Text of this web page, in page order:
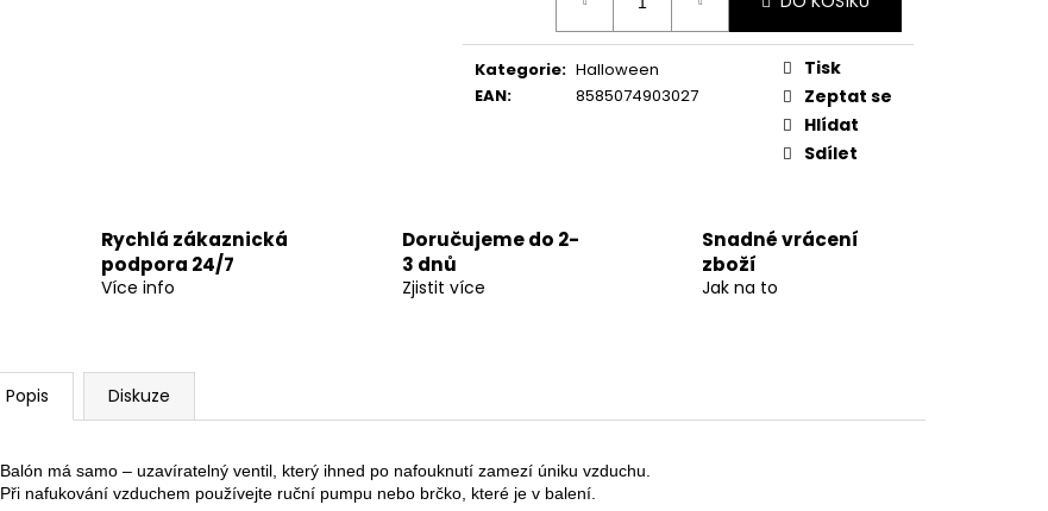
Kategorie: Halloween
EAN: 8585074903027
Tisk
Zeptat se
Hlídat
Sdílet
Rychlá zákaznická
podpora 24/7
Více info
Doručujeme do 2-
3 dnů
Zjistit více
Snadné vrácení
zboží
Jak na to
Popis Diskuze
Balón má samo – uzavíratelný ventil, který ihned po nafouknutí zamezí úniku vzduchu.
Při nafukování vzduchem používejte ruční pumpu nebo brčko, které je v balení.